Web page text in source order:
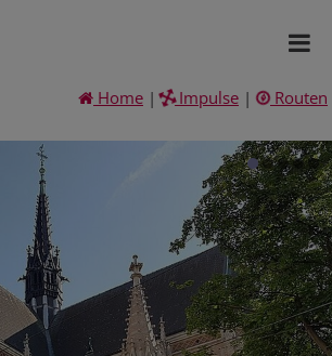
Home | Impulse | Routen